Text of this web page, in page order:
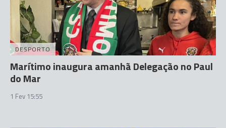
DESPORTO
Marítimo inaugura amanhã Delegação no Paul
do Mar
1 Fev 15:55